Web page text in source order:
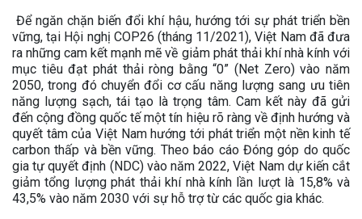
Để ngăn chặn biến đổi khí hậu, hướng tới sự phát triển bền
vững, tại Hội nghị COP26 (tháng 11/2021), Việt Nam đã đưa
ra những cam kết mạnh mẽ về giảm phát thải khí nhà kính với
mục tiêu đạt phát thải ròng bằng “0” (Net Zero) vào năm
2050, trong đó chuyển đổi cơ cấu năng lượng sang ưu tiên
năng lượng sạch, tái tạo là trọng tâm. Cam kết này đã gửi
đến cộng đồng quốc tế một tín hiệu rõ ràng về định hướng và
quyết tâm của Việt Nam hướng tới phát triển một nền kinh tế
carbon thấp và bền vững. Theo báo cáo Đóng góp do quốc
gia tự quyết định (NDC) vào năm 2022, Việt Nam dự kiến cắt
giảm tổng lượng phát thải khí nhà kính lần lượt là 15,8% và
43,5% vào năm 2030 với sự hỗ trợ từ các quốc gia khác.